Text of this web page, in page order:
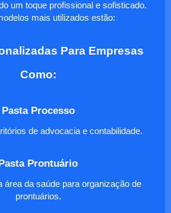
um toque profissional e sofisticado.
mais utilizados estão:
Para Empresas
Como:
Pasta Processo
de advocacia e contabilidade.
Prontuário
área da saúde para organização de
prontuários.